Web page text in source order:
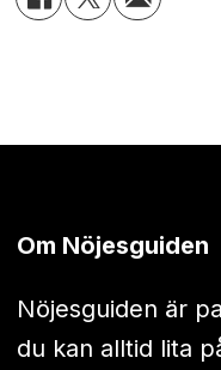
Om Nöjesguiden
Nöjesguiden är
du kan alltid lita